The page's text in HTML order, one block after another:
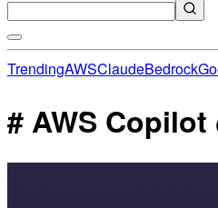
TrendingAWSClaudeBedrock
# AWS Copilot